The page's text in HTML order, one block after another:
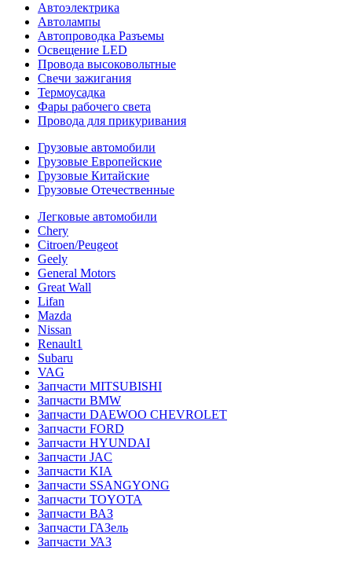
Автоэлектрика
Автолампы
Автопроводка Разъемы
Освещение LED
Провода высоковольтные
Свечи зажигания
Термоусадка
Фары рабочего света
Провода для прикуривания
Грузовые автомобили
Грузовые Европейские
Грузовые Китайские
Грузовые Отечественные
Легковые автомобили
Chery
Citroen/Peugeot
Geely
General Motors
Great Wall
Lifan
Mazda
Nissan
Renault1
Subaru
VAG
Запчасти MITSUBISHI
Запчасти BMW
Запчасти DAEWOO CHEVROLET
Запчасти FORD
Запчасти HYUNDAI
Запчасти JAC
Запчасти KIA
Запчасти SSANGYONG
Запчасти TOYOTA
Запчасти ВАЗ
Запчасти ГАЗель
Запчасти УАЗ